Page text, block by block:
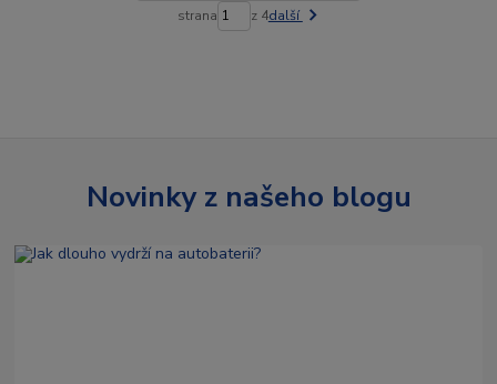
strana z 4další
Novinky z našeho blogu